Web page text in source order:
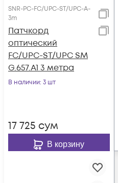
SNR-PC-FC/UPC-ST/UPC-A-
3m
Патчкорд
оптический
FC/UPC-ST/UPC SM
G.657.A1 3 метра
В наличии: 3 шт
17 725 сум
В корзину